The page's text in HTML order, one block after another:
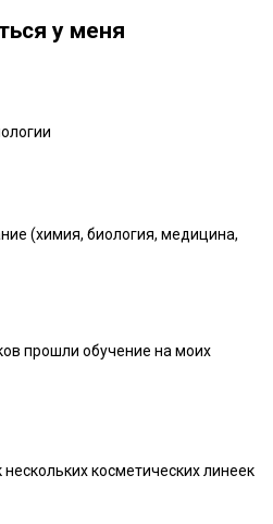
у меня
(химия, биология, медицина,
прошли обучение на моих
косметических линеек